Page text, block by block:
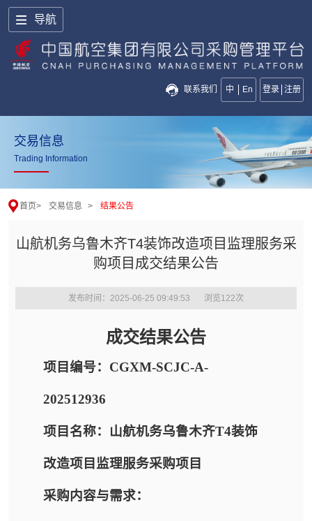
导航
联系我们 中 En 登录 注册
交易信息
Trading Information
首页> 交易信息 > 结果公告
山航机务乌鲁木齐T4装饰改造项目监理服务采
购项目成交结果公告
发布时间：2025-06-25 09:49:53 浏览122次
成交结果公告
项目编号：CGXM-SCJC-A-
202512936
项目名称：山航机务乌鲁木齐T4装饰
改造项目监理服务采购项目
采购内容与需求：